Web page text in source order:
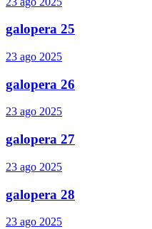
galopera 25
23 ago 2025
galopera 26
23 ago 2025
galopera 27
23 ago 2025
galopera 28
23 ago 2025